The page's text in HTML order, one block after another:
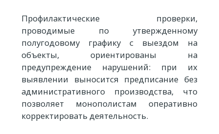
Профилактические проверки,
проводимые по утвержденному
полугодовому графику с выездом на
объекты, ориентированы на
предупреждение нарушений: при их
выявлении выносится предписание без
административного производства, что
позволяет монополистам оперативно
корректировать деятельность.